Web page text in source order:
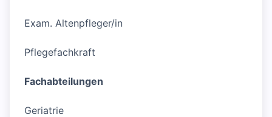
Exam. Altenpfleger/in
Pflegefachkraft
Fachabteilungen
Geriatrie